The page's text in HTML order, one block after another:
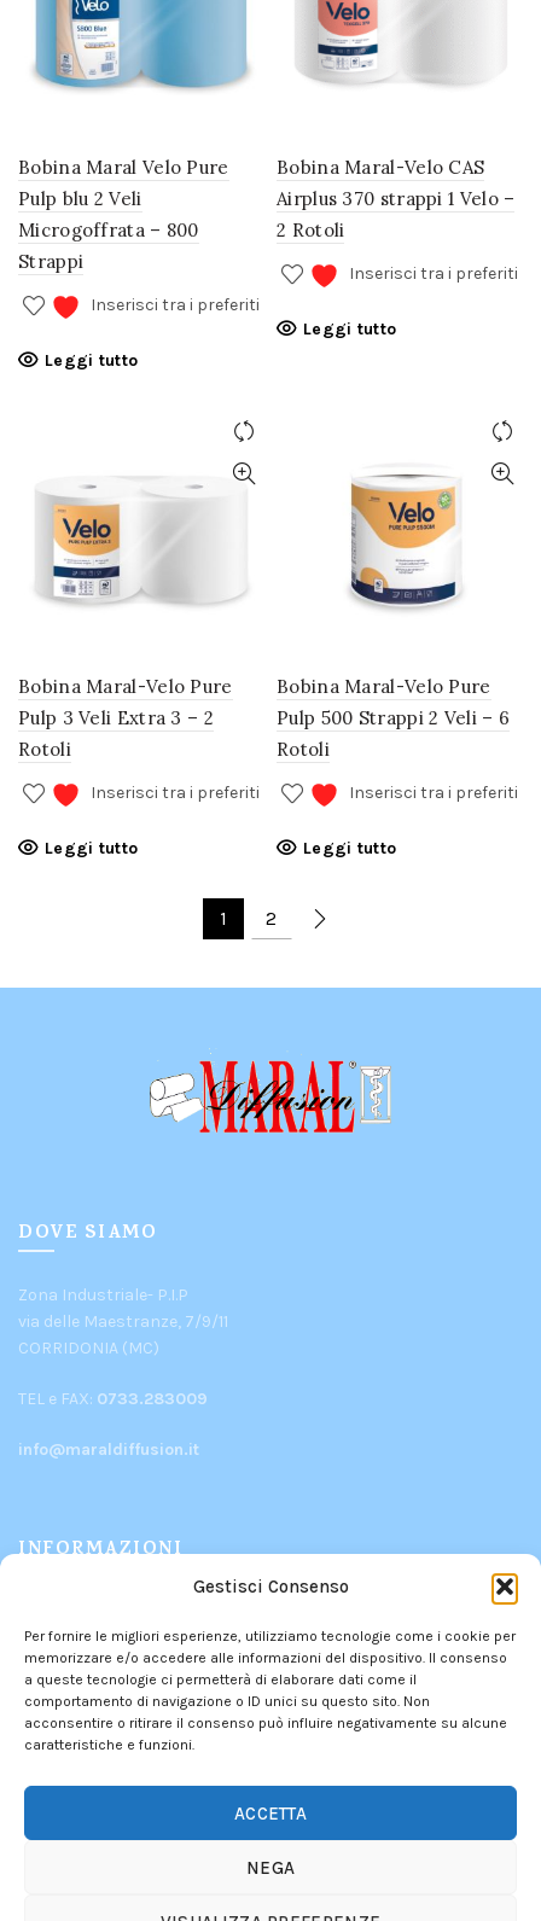
Gestisci Consenso
Per fornire le migliori esperienze, utilizziamo tecnologie come i cookie per
memorizzare e/o accedere alle informazioni del dispositivo. Il consenso
a queste tecnologie ci permetterà di elaborare dati come il
comportamento di navigazione o ID unici su questo sito. Non
acconsentire o ritirare il consenso può influire negativamente su alcune
caratteristiche e funzioni.
ACCETTA
NEGA
Bobina Maral Velo Pure
Pulp blu 2 Veli
Microgoffrata – 800
Strappi
Inserisci tra i preferiti
Leggi tutto
Bobina Maral-Velo CAS
Airplus 370 strappi 1 Velo –
2 Rotoli
Inserisci tra i preferiti
Leggi tutto
Bobina Maral-Velo Pure
Pulp 3 Veli Extra 3 – 2
Rotoli
Inserisci tra i preferiti
Leggi tutto
Bobina Maral-Velo Pure
Pulp 500 Strappi 2 Veli – 6
Rotoli
Inserisci tra i preferiti
Leggi tutto
1 2
DOVE SIAMO
Zona Industriale- P.I.P
via delle Maestranze, 7/9/11
CORRIDONIA (MC)
TEL e FAX: 0733.283009
info@maraldiffusion.it
INFORMAZIONI
CHI SIAMO
CONTATTI
POLITICA DEI RESI
PRIVACY POLICY–COOKIE POLICY
INFORMATIVA DEI CONTRIBUTI PUBBLICI
By browsing this website, you agree to our use of cookies.